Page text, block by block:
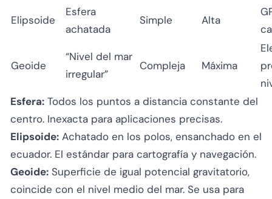
Elipsoide
Esfera
achatada
Simple Alta
Geoide
“Nivel del mar
irregular”
Compleja Máxima
Esfera: Todos los puntos a distancia constante del
centro. Inexacta para aplicaciones precisas.
Elipsoide: Achatado en los polos, ensanchado en el
ecuador. El estándar para cartografía y navegación.
Geoide: Superficie de igual potencial gravitatorio,
coincide con el nivel medio del mar. Se usa para